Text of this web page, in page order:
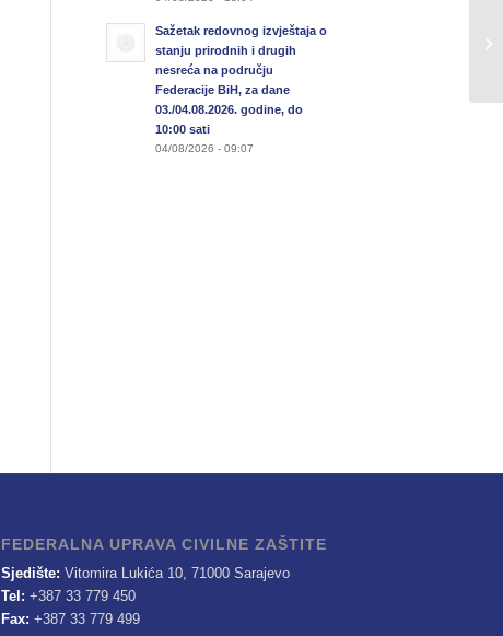
Sažetak redovnog izvještaja o
stanju prirodnih i drugih
nesreća na području
Federacije BiH, za dane
03./04.08.2026. godine, do
10:00 sati
04/08/2026 - 09:07
FEDERALNA UPRAVA CIVILNE ZAŠTITE
Sjedište: Vitomira Lukića 10, 71000 Sarajevo
Tel: +387 33 779 450
Fax: +387 33 779 499
u